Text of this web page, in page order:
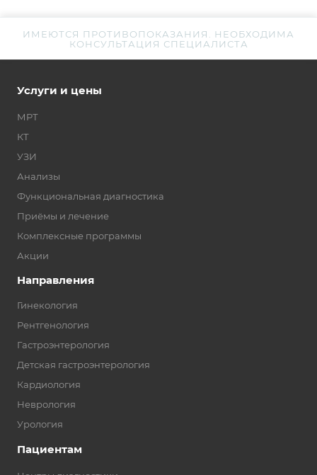
ИМЕЮТСЯ ПРОТИВОПОКАЗАНИЯ. НЕОБХОДИМА
КОНСУЛЬТАЦИЯ СПЕЦИАЛИСТА
Услуги и цены
МРТ
КТ
УЗИ
Анализы
Функциональная диагностика
Приёмы и лечение
Комплексные программы
Акции
Направления
Гинекология
Рентгенология
Гастроэнтерология
Детская гастроэнтерология
Кардиология
Неврология
Урология
Пациентам